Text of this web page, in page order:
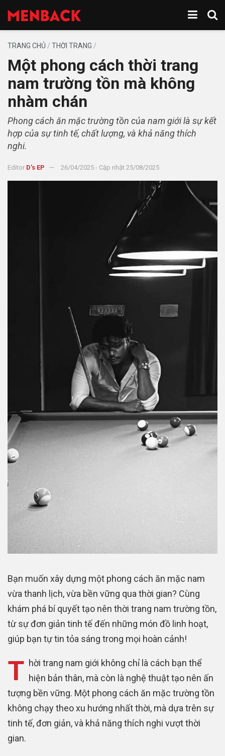
TRANG CHỦ / THỜI TRANG /
Một phong cách thời trang
nam trường tồn mà không
nhàm chán
Phong cách ăn mặc trường tồn của nam giới là sự kết
hợp của sự tinh tế, chất lượng, và khả năng thích
nghi.
Editor D's EP 26/04/2025 - Cập nhật 25/08/2025
Bạn muốn xây dựng một phong cách ăn mặc nam
vừa thanh lịch, vừa bền vững qua thời gian? Cùng
khám phá bí quyết tạo nên thời trang nam trường tồn,
từ sự đơn giản tinh tế đến những món đồ linh hoạt,
giúp bạn tự tin tỏa sáng trong mọi hoàn cảnh!
T hời trang nam giới không chỉ là cách bạn thể
hiện bản thân, mà còn là nghệ thuật tạo nên ấn
tượng bền vững. Một phong cách ăn mặc trường tồn
không chạy theo xu hướng nhất thời, mà dựa trên sự
tinh tế, đơn giản, và khả năng thích nghi vượt thời
gian.